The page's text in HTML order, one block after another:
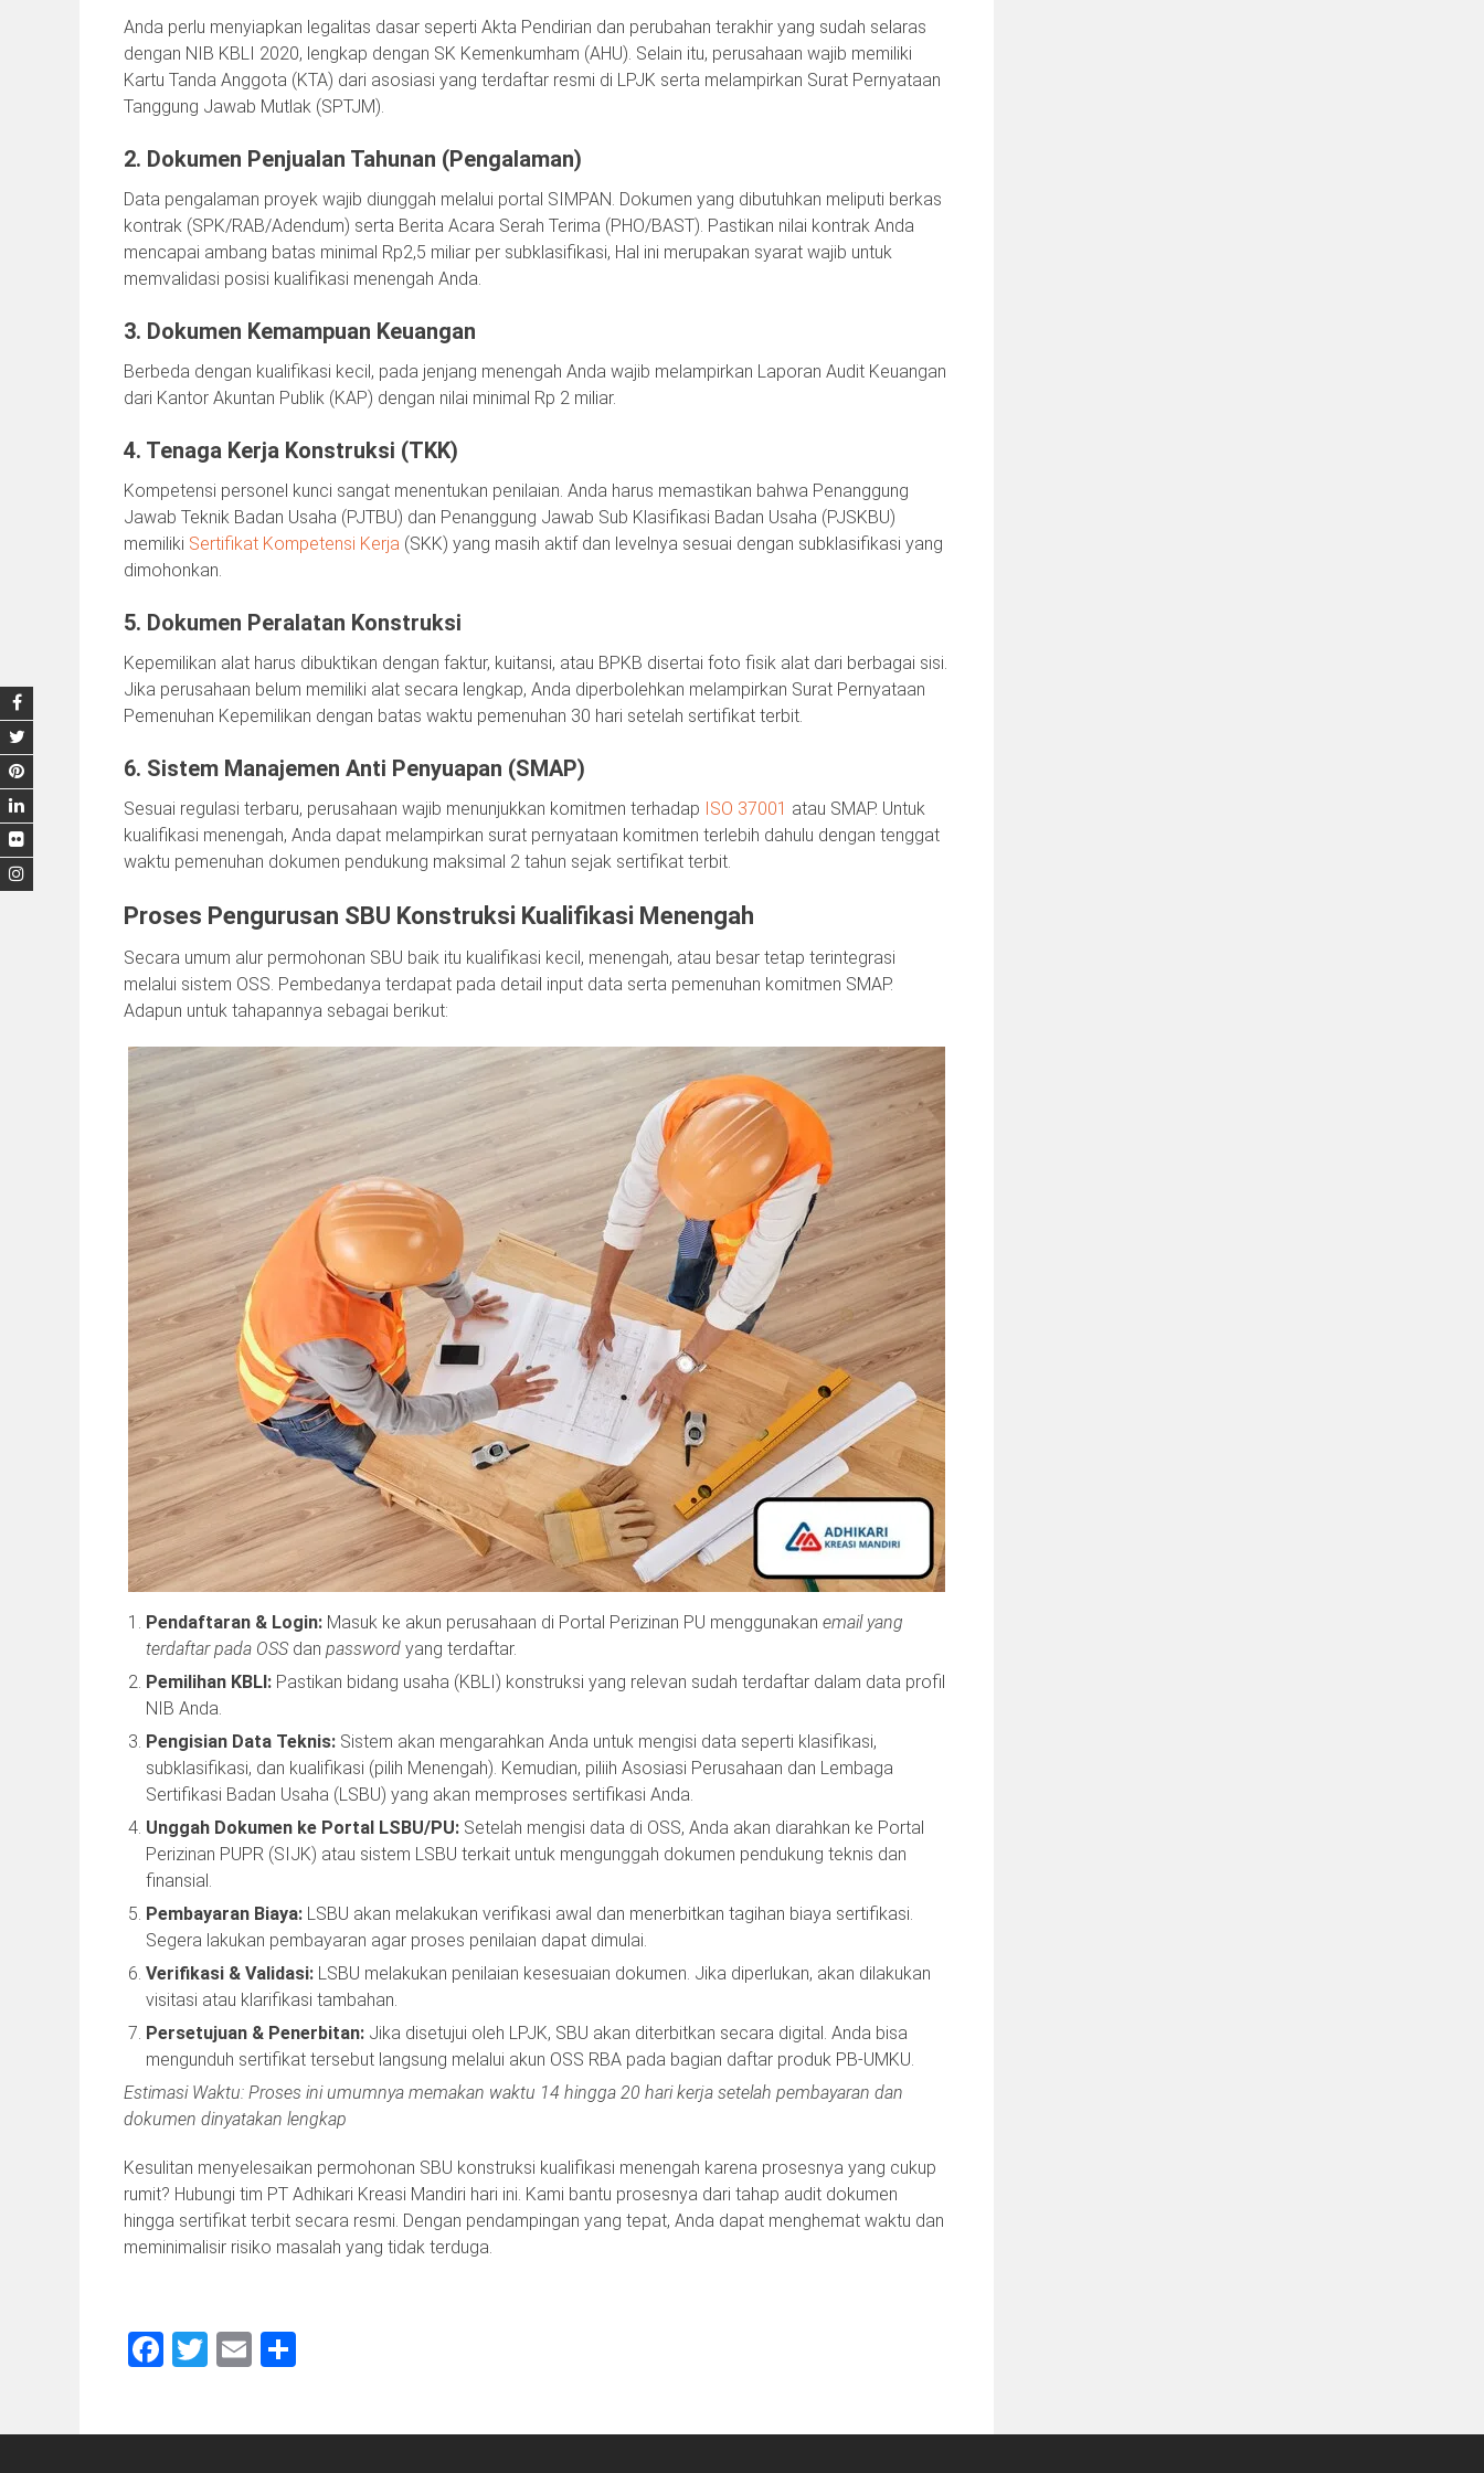
Anda perlu menyiapkan legalitas dasar seperti Akta Pendirian dan perubahan terakhir yang sudah selaras
dengan NIB KBLI 2020, lengkap dengan SK Kemenkumham (AHU). Selain itu, perusahaan wajib memiliki
Kartu Tanda Anggota (KTA) dari asosiasi yang terdaftar resmi di LPJK serta melampirkan Surat Pernyataan
Tanggung Jawab Mutlak (SPTJM).
2. Dokumen Penjualan Tahunan (Pengalaman)
Data pengalaman proyek wajib diunggah melalui portal SIMPAN. Dokumen yang dibutuhkan meliputi berkas
kontrak (SPK/RAB/Adendum) serta Berita Acara Serah Terima (PHO/BAST). Pastikan nilai kontrak Anda
mencapai ambang batas minimal Rp2,5 miliar per subklasifikasi, Hal ini merupakan syarat wajib untuk
memvalidasi posisi kualifikasi menengah Anda.
3. Dokumen Kemampuan Keuangan
Berbeda dengan kualifikasi kecil, pada jenjang menengah Anda wajib melampirkan Laporan Audit Keuangan
dari Kantor Akuntan Publik (KAP) dengan nilai minimal Rp 2 miliar.
4. Tenaga Kerja Konstruksi (TKK)
Kompetensi personel kunci sangat menentukan penilaian. Anda harus memastikan bahwa Penanggung
Jawab Teknik Badan Usaha (PJTBU) dan Penanggung Jawab Sub Klasifikasi Badan Usaha (PJSKBU)
memiliki Sertifikat Kompetensi Kerja (SKK) yang masih aktif dan levelnya sesuai dengan subklasifikasi yang
dimohonkan.
5. Dokumen Peralatan Konstruksi
Kepemilikan alat harus dibuktikan dengan faktur, kuitansi, atau BPKB disertai foto fisik alat dari berbagai sisi.
Jika perusahaan belum memiliki alat secara lengkap, Anda diperbolehkan melampirkan Surat Pernyataan
Pemenuhan Kepemilikan dengan batas waktu pemenuhan 30 hari setelah sertifikat terbit.
6. Sistem Manajemen Anti Penyuapan (SMAP)
Sesuai regulasi terbaru, perusahaan wajib menunjukkan komitmen terhadap ISO 37001 atau SMAP. Untuk
kualifikasi menengah, Anda dapat melampirkan surat pernyataan komitmen terlebih dahulu dengan tenggat
waktu pemenuhan dokumen pendukung maksimal 2 tahun sejak sertifikat terbit.
Proses Pengurusan SBU Konstruksi Kualifikasi Menengah
Secara umum alur permohonan SBU baik itu kualifikasi kecil, menengah, atau besar tetap terintegrasi
melalui sistem OSS. Pembedanya terdapat pada detail input data serta pemenuhan komitmen SMAP.
Adapun untuk tahapannya sebagai berikut:
Pendaftaran & Login: Masuk ke akun perusahaan di Portal Perizinan PU menggunakan email yang
terdaftar pada OSS dan password yang terdaftar.
Pemilihan KBLI: Pastikan bidang usaha (KBLI) konstruksi yang relevan sudah terdaftar dalam data profil
NIB Anda.
Pengisian Data Teknis: Sistem akan mengarahkan Anda untuk mengisi data seperti klasifikasi,
subklasifikasi, dan kualifikasi (pilih Menengah). Kemudian, piliih Asosiasi Perusahaan dan Lembaga
Sertifikasi Badan Usaha (LSBU) yang akan memproses sertifikasi Anda.
Unggah Dokumen ke Portal LSBU/PU: Setelah mengisi data di OSS, Anda akan diarahkan ke Portal
Perizinan PUPR (SIJK) atau sistem LSBU terkait untuk mengunggah dokumen pendukung teknis dan
finansial.
Pembayaran Biaya: LSBU akan melakukan verifikasi awal dan menerbitkan tagihan biaya sertifikasi.
Segera lakukan pembayaran agar proses penilaian dapat dimulai.
Verifikasi & Validasi: LSBU melakukan penilaian kesesuaian dokumen. Jika diperlukan, akan dilakukan
visitasi atau klarifikasi tambahan.
Persetujuan & Penerbitan: Jika disetujui oleh LPJK, SBU akan diterbitkan secara digital. Anda bisa
mengunduh sertifikat tersebut langsung melalui akun OSS RBA pada bagian daftar produk PB-UMKU.
Estimasi Waktu: Proses ini umumnya memakan waktu 14 hingga 20 hari kerja setelah pembayaran dan
dokumen dinyatakan lengkap
Kesulitan menyelesaikan permohonan SBU konstruksi kualifikasi menengah karena prosesnya yang cukup
rumit? Hubungi tim PT Adhikari Kreasi Mandiri hari ini. Kami bantu prosesnya dari tahap audit dokumen
hingga sertifikat terbit secara resmi. Dengan pendampingan yang tepat, Anda dapat menghemat waktu dan
meminimalisir risiko masalah yang tidak terduga.
Facebook
Twitter
Email